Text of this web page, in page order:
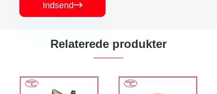
Indsend
Relaterede produkter